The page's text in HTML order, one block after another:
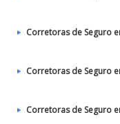
Corretoras de Seguro
Corretoras de Seguro
Corretoras de Seguro